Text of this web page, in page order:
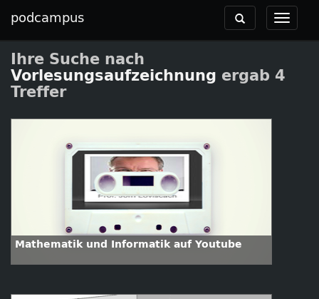
podcampus
Toggle
Toggle
navigation
Ihre Suche nach
Vorlesungsaufzeichnung ergab 4
Treffer
Mathematik und Informatik auf Youtube